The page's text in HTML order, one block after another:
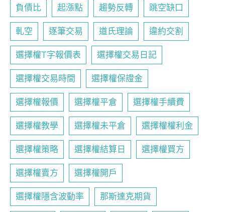
負債比 起漲點 趨勢反轉 跳空缺口
軋空 逐筆交易 道氏理論 違約交割
選擇權T字報價表 選擇權交易日記
選擇權交易時間 選擇權保證金
選擇權報價 選擇權平倉 選擇權手續費
選擇權教學 選擇權未平倉 選擇權權利金
選擇權策略 選擇權結算日 選擇權買方
選擇權賣方 選擇權開戶
選擇權隱含波動率 那斯達克期貨